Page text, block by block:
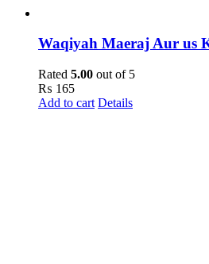
Waqiyah Maeraj Aur us
Rated 5.00 out of 5
₨ 165
Add to cart Details